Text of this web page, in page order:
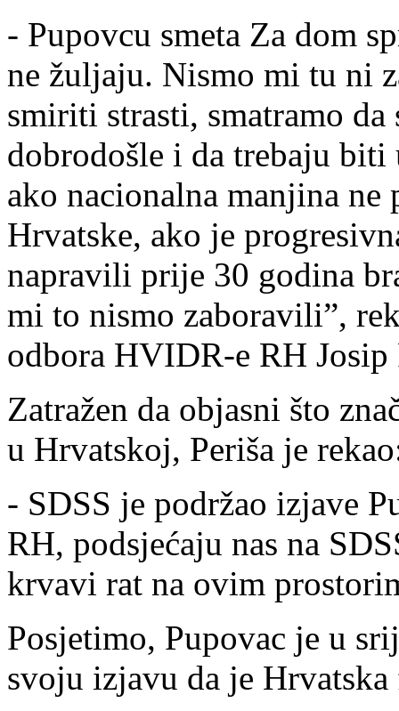
- Pupovcu smeta Za dom
ne žuljaju. Nismo mi tu ni
smiriti strasti, smatramo
dobrodošle i da trebaju
ako nacionalna manjina ne
Hrvatske, ako je
napravili prije 30 godina
mi to nismo zaboravili”,
odbora HVIDR-e RH Josip
Zatražen da objasni što
u Hrvatskoj, Periša je
- SDSS je podržao izjave
RH, podsjećaju nas na
krvavi rat na ovim
Posjetimo, Pupovac je u
svoju izjavu da je